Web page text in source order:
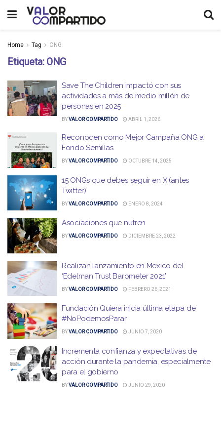
Home Tag ONG
Etiqueta: ONG
Save The Children impactó con sus
actividades a más de medio millón de
personas en 2025
BYVALOR COMPARTIDO ABRIL 1, 2026
Reconocen como Mejor Campaña ONG a
Fondo Semillas
BYVALOR COMPARTIDO OCTUBRE 14, 2025
15 ONGs que debes seguir en X (antes
Twitter)
BYVALOR COMPARTIDO ENERO 8, 2024
Asociaciones que nutren
BYVALOR COMPARTIDO DICIEMBRE 23, 2022
Realizan lanzamiento en Mexico del
‘Edelman Trust Barometer 2021’
BYVALOR COMPARTIDO FEBRERO 26, 2021
Fundación Quiera inicia última etapa de
#NoPodemosParar
BYVALOR COMPARTIDO JUNIO 7, 2020
Incrementa confianza y expectativas de
acción durante la pandemia, especialmente
para el gobierno
BYVALOR COMPARTIDO JUNIO 29, 2020